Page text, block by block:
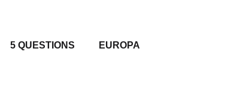
5 QUESTIONS EUROPA